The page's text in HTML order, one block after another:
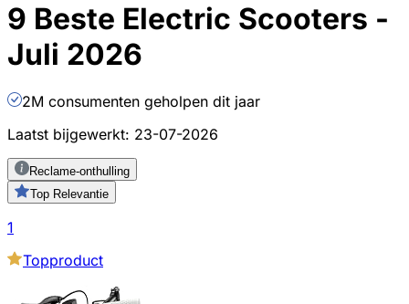
9 Beste Electric Scooters -
Juli 2026
2M consumenten geholpen dit jaar
Laatst bijgewerkt: 23-07-2026
Reclame-onthulling
Top Relevantie
1
Topproduct